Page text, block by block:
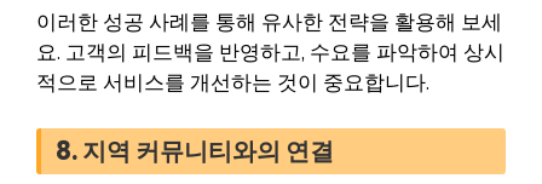
이러한 성공 사례를 통해 유사한 전략을 활용해 보세
요. 고객의 피드백을 반영하고, 수요를 파악하여 상시
적으로 서비스를 개선하는 것이 중요합니다.
8. 지역 커뮤니티와의 연결